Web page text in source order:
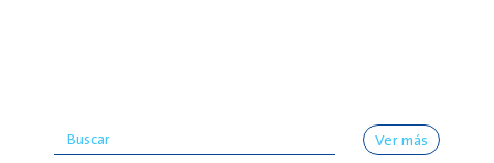
Ver más